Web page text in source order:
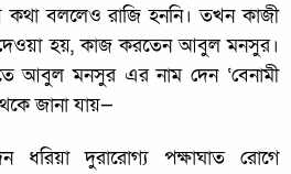
কথা বললেও রাজি হননি। তখন কাজী
হয়, কাজ করতেন আবুল মনসুর।
আবুল মনসুর এর নাম দেন ‘বেনামী
জানা যায়—
ধরিয়া দুরারোগ্য পক্ষাঘাত রোগে